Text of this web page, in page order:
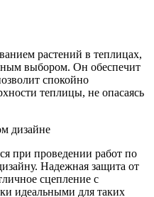
растений в теплицах,
выбором. Он обеспечит
спокойно
теплицы, не опасаясь
дизайне
при проведении работ по
Надежная защита от
сцепление с
идеальными для таких